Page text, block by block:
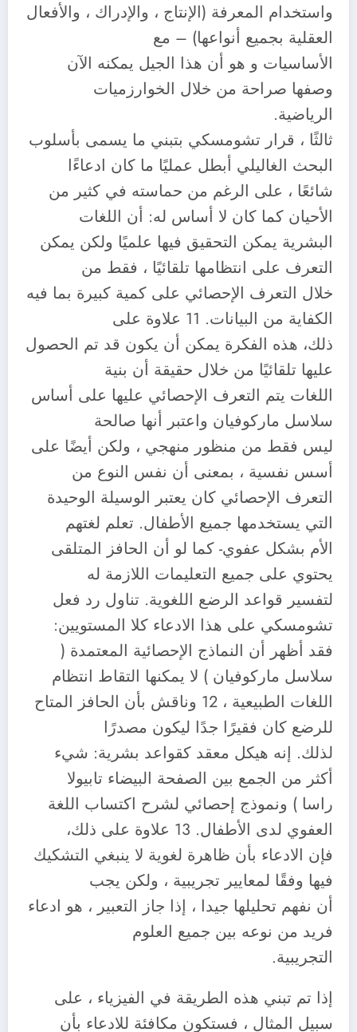
واستخدام المعرفة (الإنتاج ، والإدراك ، والأفعال
العقلية بجميع أنواعها) – مع
الأساسيات و هو أن هذا الجيل يمكنه الآن
وصفها صراحة من خلال الخوارزميات
الرياضية.
ثالثًا ، قرار تشومسكي بتبني ما يسمى بأسلوب
البحث الغاليلي أبطل عمليًا ما كان ادعاءًا
شائعًا ، على الرغم من حماسته في كثير من
الأحيان كما كان لا أساس له: أن اللغات
البشرية يمكن التحقيق فيها علميًا ولكن يمكن
التعرف على انتظامها تلقائيًا ، فقط من
خلال التعرف الإحصائي على كمية كبيرة بما فيه
الكفاية من البيانات. 11 علاوة على
ذلك، هذه الفكرة يمكن أن يكون قد تم الحصول
عليها تلقائيًا من خلال حقيقة أن بنية
اللغات يتم التعرف الإحصائي عليها على أساس
سلاسل ماركوفيان واعتبر أنها صالحة
ليس فقط من منظور منهجي ، ولكن أيضًا على
أسس نفسية ، بمعنى أن نفس النوع من
التعرف الإحصائي كان يعتبر الوسيلة الوحيدة
التي يستخدمها جميع الأطفال. تعلم لغتهم
الأم بشكل عفوي- كما لو أن الحافز المتلقى
يحتوي على جميع التعليمات اللازمة له
لتفسير قواعد الرضع اللغوية. تناول رد فعل
تشومسكي على هذا الادعاء كلا المستويين:
فقد أظهر أن النماذج الإحصائية المعتمدة (
سلاسل ماركوفيان ) لا يمكنها التقاط انتظام
اللغات الطبيعية ، 12 وناقش بأن الحافز المتاح
للرضع كان فقيرًا جدًا ليكون مصدرًا
لذلك. إنه هيكل معقد كقواعد بشرية: شيء
أكثر من الجمع بين الصفحة البيضاء تابيولا
راسا ) ونموذج إحصائي لشرح اكتساب اللغة
العفوي لدى الأطفال. 13 علاوة على ذلك،
فإن الادعاء بأن ظاهرة لغوية لا ينبغي التشكيك
فيها وفقًا لمعايير تجريبية ، ولكن يجب
أن نفهم تحليلها جيدا ، إذا جاز التعبير ، هو ادعاء
فريد من نوعه بين جميع العلوم
التجريبية.
إذا تم تبني هذه الطريقة في الفيزياء ، على
سبيل المثال ، فستكون مكافئة للادعاء بأن